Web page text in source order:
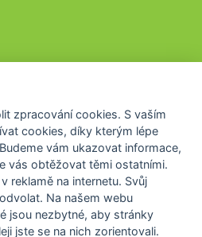
zpracování cookies. S vaším
cookies, díky kterým lépe
vám ukazovat informace,
vás obtěžovat těmi ostatními.
reklamě na internetu. Svůj
Na našem webu
jsou nezbytné, aby stránky
jste se na nich zorientovali.